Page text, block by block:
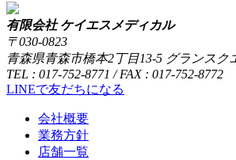
有限会社 ケイエスメディカル
〒030-0823
青森県青森市橋本2丁目13-5 グランスク
TEL : 017-752-8771 / FAX : 017-752-8772
LINEで友だちになる
会社概要
業務方針
店舗一覧